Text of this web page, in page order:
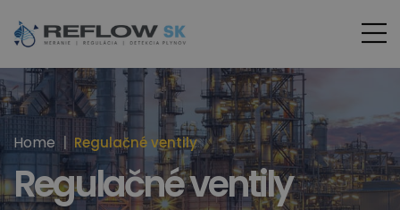
Home Regulačné ventily
Regulačné ventily